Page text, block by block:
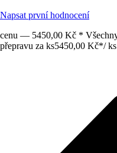
Napsat první hodnocení
cenu — 5450,00 Kč *
přepravu za ks5450,00 Kč*/ ks